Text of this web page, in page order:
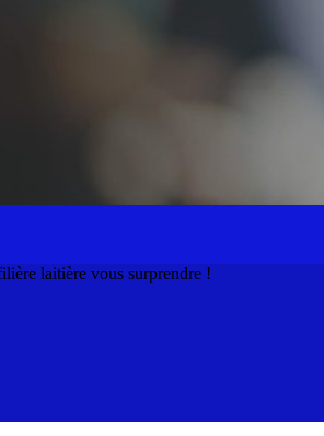
laitière vous surprendre !